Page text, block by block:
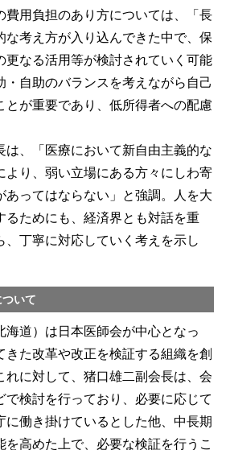
費用負担のあり方については、「長
な考え方が入り込んできた中で、保
更なる活用等が検討されていく可能
・自助のバランスを考えながら自己
とが重要であり、低所得者への配慮
、「医療において新自由主義的な
より、弱い立場にある方々にしわ寄
あってはならない」と強調。人を大
るためにも、経済界とも対話を重
、丁寧に対応していく考えを示し
いて
道）は日本医師会が中心となっ
きた改革や改正を検証する組織を創
れに対して、猪口雄二副会長は、会
で検討を行っており、必要に応じて
に働き掛けているとした他、中長期
を高めた上で、必要な検証を行うこ